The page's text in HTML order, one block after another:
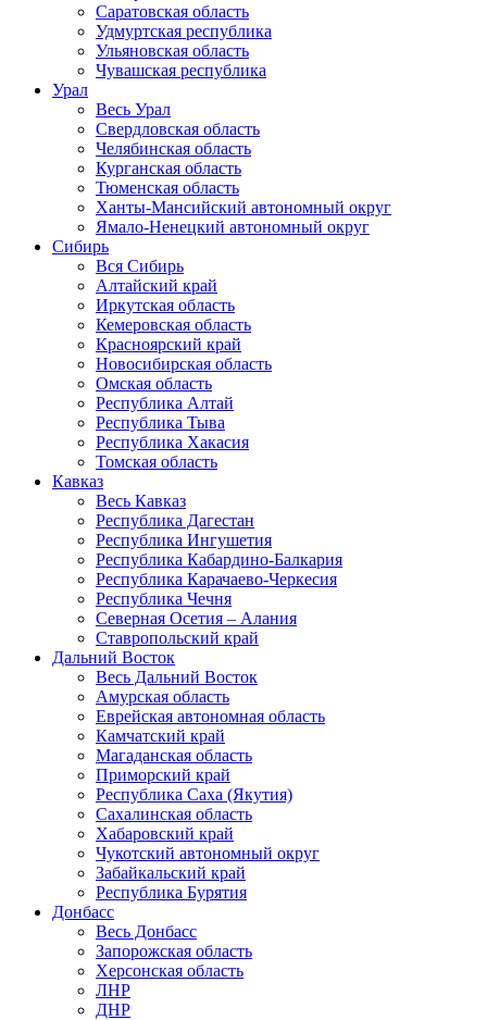
Саратовская область
Удмуртская республика
Ульяновская область
Чувашская республика
Урал
Весь Урал
Свердловская область
Челябинская область
Курганская область
Тюменская область
Ханты-Мансийский автономный округ
Ямало-Ненецкий автономный округ
Сибирь
Вся Сибирь
Алтайский край
Иркутская область
Кемеровская область
Красноярский край
Новосибирская область
Омская область
Республика Алтай
Республика Тыва
Республика Хакасия
Томская область
Кавказ
Весь Кавказ
Республика Дагестан
Республика Ингушетия
Республика Кабардино-Балкария
Республика Карачаево-Черкесия
Республика Чечня
Северная Осетия – Алания
Ставропольский край
Дальний Восток
Весь Дальний Восток
Амурская область
Еврейская автономная область
Камчатский край
Магаданская область
Приморский край
Республика Саха (Якутия)
Сахалинская область
Хабаровский край
Чукотский автономный округ
Забайкальский край
Республика Бурятия
Донбасс
Весь Донбасс
Запорожская область
Херсонская область
ЛНР
ДНР